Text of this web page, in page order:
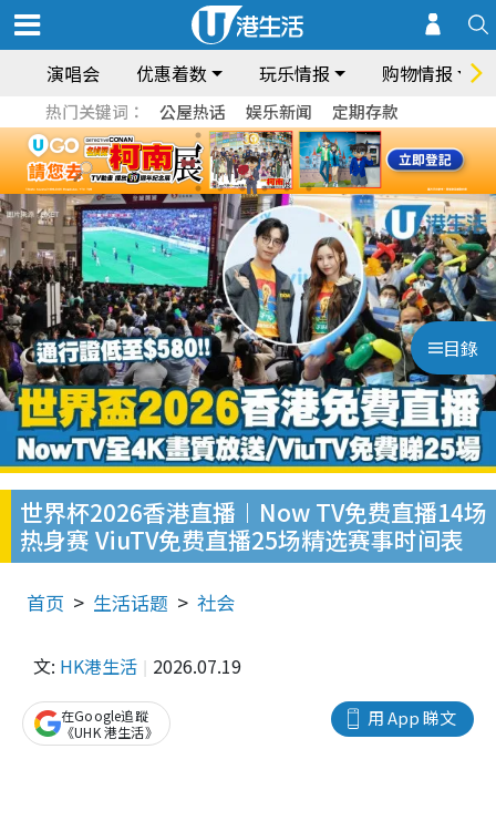
演唱会 优惠着数 玩乐情报 购物情报
热门关键词： 公屋热话 娱乐新闻 定期存款
目錄
世界杯2026香港直播︱Now TV免费直播14场
热身赛 ViuTV免费直播25场精选赛事时间表
首页 生活话题 社会
文: HK港生活 2026.07.19
用 App 睇文
在Google追蹤
《UHK 港生活》